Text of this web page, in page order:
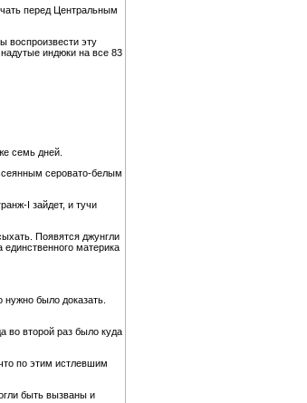
перед Центральным
воспроизвести эту
индюки на все 83
семь дней.
серовато-белым
I зайдет, и тучи
Появятся джунгли
материка
нужно было доказать.
во второй раз было куда
по этим истлевшим
быть вызваны и